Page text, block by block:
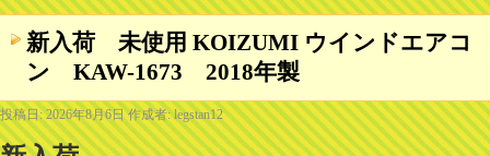
新入荷 未使用 KOIZUMI ウインドエアコ
ン KAW-1673 2018年製
投稿日: 2026年8月6日 作成者: legstan12